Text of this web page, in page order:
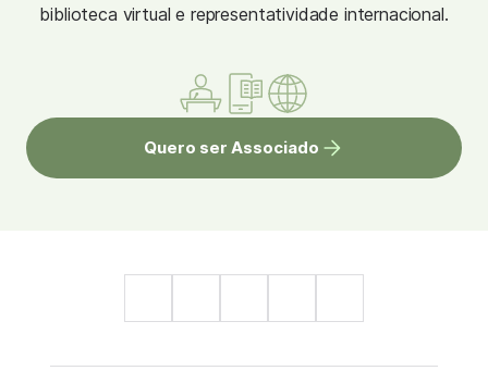
biblioteca virtual e representatividade internacional.
Quero ser Associado